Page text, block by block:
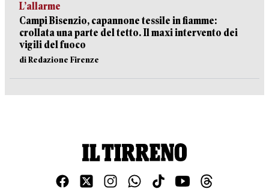
L’allarme
Campi Bisenzio, capannone tessile in fiamme:
crollata una parte del tetto. Il maxi intervento dei
vigili del fuoco
di Redazione Firenze